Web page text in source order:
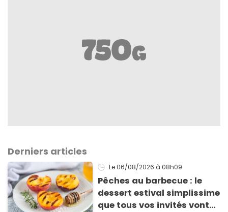
Derniers articles
Le 06/08/2026 à 08h09
Pêches au barbecue : le
dessert estival simplissime
que tous vos invités vont